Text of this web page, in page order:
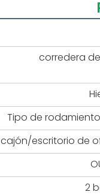
corredera
Tipo de
cajón/escritorio de
2